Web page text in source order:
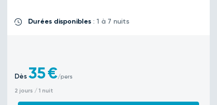
Durées disponibles : 1 à 7 nuits
Dès 35€/pers
2 jours / 1 nuit